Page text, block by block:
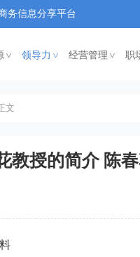
务信息分享平台
< 领导力 < 经营管理< 职
文
教授的简介 陈